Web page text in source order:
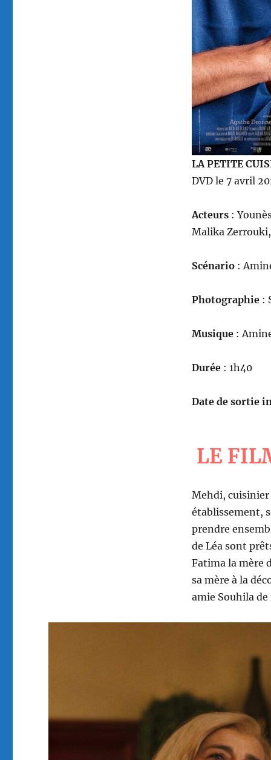
LA PETITE
DVD le 7 avril
Acteurs:
Malika
Scénario:
Photographie:
Musique :
Durée: 1h40
Date de sortie
LE
Mehdi, cuisinier
établissement,
prendre
de Léa sont
Fatima la mère
sa mère à la
amie Souhila de